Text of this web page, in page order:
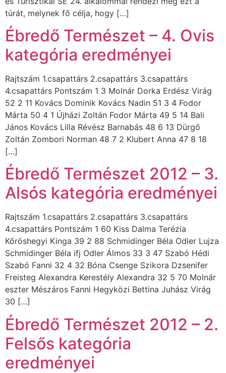
túrát, melynek fő célja, hogy […]
Ébredő Természet – 4. Ovis
kategória eredményei
Rajtszám 1.csapattárs 2.csapattárs 3.csapattárs
4.csapattárs Pontszám 1 3 Molnár Dorka Erdész Virág
52 2 11 Kovács Dominik Kovács Nadin 51 3 4 Fodor
Márta 50 4 1 Újházi Zoltán Fodor Márta 49 5 14 Bali
János Kovács Lilla Révész Barnabás 48 6 13 Dürgő
Zoltán Zombori Norman 48 7 2 Klubert Anna 47 8 18
[…]
Ébredő Természet 2012 – 3.
Alsós kategória eredményei
Rajtszám 1.csapattárs 2.csapattárs 3.csapattárs
4.csapattárs Pontszám 1 60 Kiss Dalma Terézia
Kőröshegyi Kinga 39 2 88 Schmidinger Béla Odler Lujza
Schmidinger Béla ifj Odler Álmos 33 3 47 Szabó Hédi
Szabó Fanni 32 4 32 Bóna Csenge Szikora Dzsenifer
Freisteg Alexandra Kerestély Alexandra 32 5 70 Molnár
eszter Mészáros Fanni Hegyközi Bettina Juhász Virág
30 […]
Ébredő Természet 2012 – 2.
Felsős kategória
eredményei